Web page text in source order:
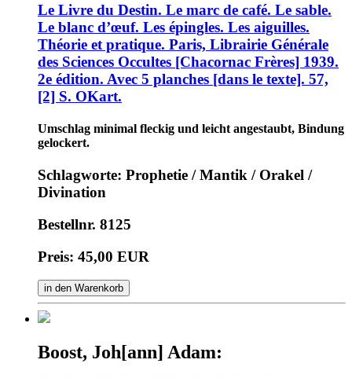
Le Livre du Destin. Le marc de café. Le sable.
Le blanc d’œuf. Les épingles. Les aiguilles.
Théorie et pratique. Paris, Librairie Générale
des Sciences Occultes [Chacornac Frères] 1939.
2e édition. Avec 5 planches [dans le texte]. 57,
[2] S. OKart.
Umschlag minimal fleckig und leicht angestaubt, Bindung
gelockert.
Schlagworte: Prophetie / Mantik / Orakel /
Divination
Bestellnr. 8125
Preis: 45,00 EUR
in den Warenkorb
Boost, Joh[ann] Adam: